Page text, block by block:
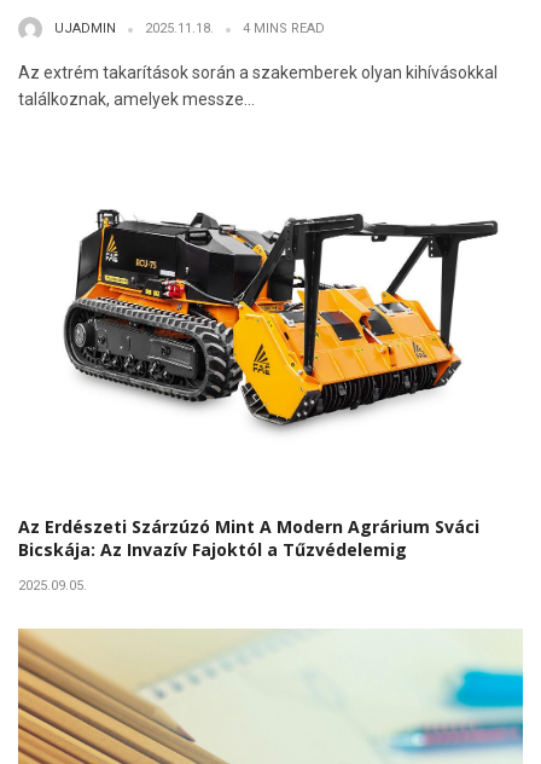
UJADMIN 2025.11.18. 4 MINS READ
Az extrém takarítások során a szakemberek olyan kihívásokkal
találkoznak, amelyek messze...
Az Erdészeti Szárzúzó Mint A Modern Agrárium Sváci
Bicskája: Az Invazív Fajoktól a Tűzvédelemig
2025.09.05.